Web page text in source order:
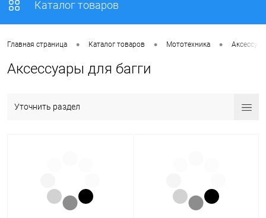
Каталог товаров
Главная страница • Каталог товаров • Мототехника •
Аксессуары для багги
Уточнить раздел